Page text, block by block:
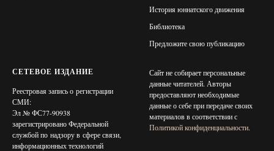
История юннатского движения
Библиотека
Предложите свою публикацию
СЕТЕВОЕ ИЗДАНИЕ
Реестровая запись о регистрации
СМИ:
Эл № ФС77-90938
зарегистрировано Федеральной
службой по надзору в сфере связи,
информационных технологий
Сайт не собирает персональные
данные читателей. Авторы
предоставляют необходимые
данные о себе при передаче своих
материалов в соответствии с
Политикой конфиденциальности.